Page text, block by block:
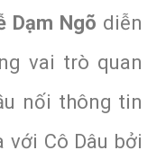
Dạm Ngõ diễn
vai trò quan
nối thông tin
với Cô Dâu bởi